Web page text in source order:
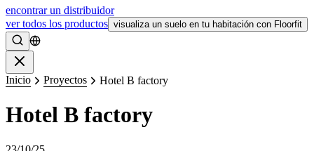
encontrar un distribuidor
ver todos los productos visualiza un suelo en tu habitación con Floorfit
Buscar
Inicio Proyectos Hotel B factory
Hotel B factory